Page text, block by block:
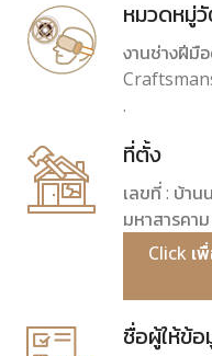
หมวดหมู่
งานช่างฝีมื
.
ที่ตั้ง
เลขที่ : บ้าน
มหาสารคา
Click เ
ชื่อผู้ให้ข้